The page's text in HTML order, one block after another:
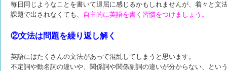
毎日同じようなことを書いて退屈に感じるかもしれませんが、 着々と文
課題で出されなくても、 自主的に英語を書く習慣をつけましょう。
②文法は問題を繰り返し解く
英語にはたくさんの文法があって混乱してしまうと思います。
不定詞や動名詞の違いや、関係詞や関係副詞の違いが分からない、
とい